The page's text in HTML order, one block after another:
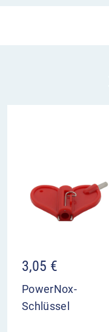
3,05 €
PowerNox-
Schlüssel